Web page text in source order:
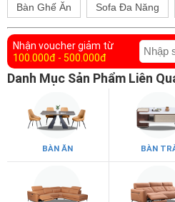
Bàn Ghế Ăn Sofa Đa Năng
Nhận voucher giảm từ
100.000đ - 500.000đ
Danh Mục Sản Phẩm Liên
BÀN ĂN BÀN